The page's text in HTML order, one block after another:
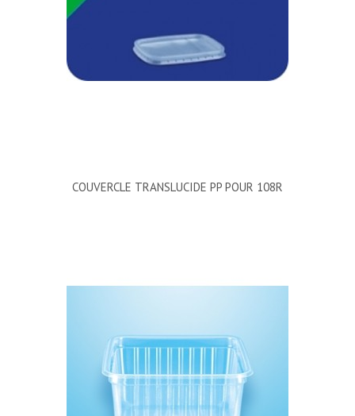
COUVERCLE TRANSLUCIDE PP POUR 108R